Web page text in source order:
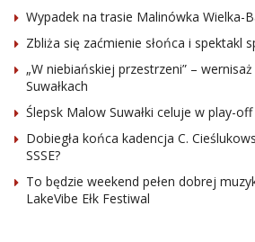
Wypadek na trasie Malinówka Wielka-
Zbliża się zaćmienie słońca i spektakl
„W niebiańskiej przestrzeni” –
Suwałkach
Ślepsk Malow Suwałki celuje w play-off
Dobiegła końca kadencja C.
SSSE?
To będzie weekend pełen dobrej
LakeVibe Ełk Festiwal